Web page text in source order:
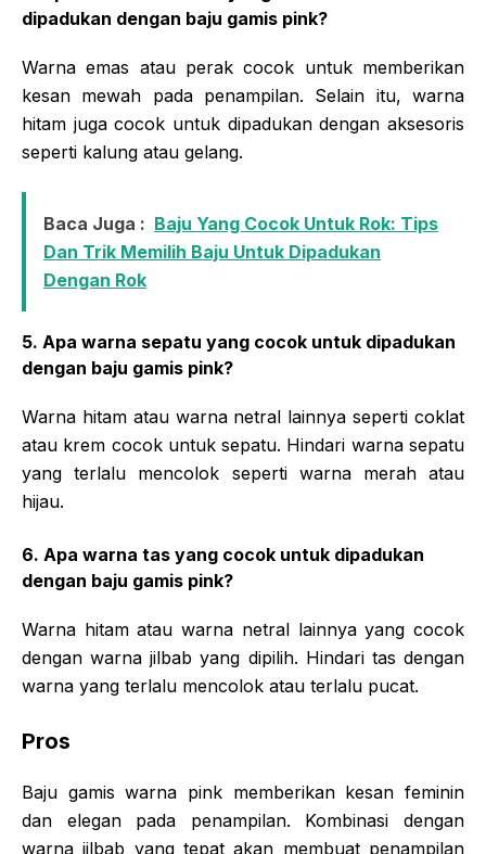
dipadukan dengan baju gamis pink?
Warna emas atau perak cocok untuk memberikan
kesan mewah pada penampilan. Selain itu, warna
hitam juga cocok untuk dipadukan dengan aksesoris
seperti kalung atau gelang.
Baca Juga : Baju Yang Cocok Untuk Rok: Tips
Dan Trik Memilih Baju Untuk Dipadukan
Dengan Rok
5. Apa warna sepatu yang cocok untuk dipadukan
dengan baju gamis pink?
Warna hitam atau warna netral lainnya seperti coklat
atau krem cocok untuk sepatu. Hindari warna sepatu
yang terlalu mencolok seperti warna merah atau
hijau.
6. Apa warna tas yang cocok untuk dipadukan
dengan baju gamis pink?
Warna hitam atau warna netral lainnya yang cocok
dengan warna jilbab yang dipilih. Hindari tas dengan
warna yang terlalu mencolok atau terlalu pucat.
Pros
Baju gamis warna pink memberikan kesan feminin
dan elegan pada penampilan. Kombinasi dengan
warna jilbab yang tepat akan membuat penampilan